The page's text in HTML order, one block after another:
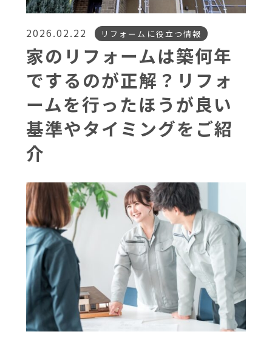
2026.02.22 リフォームに役立つ情報
家のリフォームは築何年
でするのが正解？リフォ
ームを行ったほうが良い
基準やタイミングをご紹
介